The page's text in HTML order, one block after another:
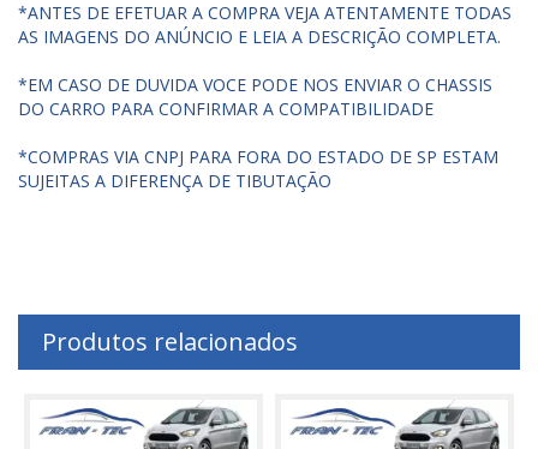
*ANTES DE EFETUAR A COMPRA VEJA ATENTAMENTE TODAS
AS IMAGENS DO ANÚNCIO E LEIA A DESCRIÇÃO COMPLETA.
*EM CASO DE DUVIDA VOCE PODE NOS ENVIAR O CHASSIS
DO CARRO PARA CONFIRMAR A COMPATIBILIDADE
*COMPRAS VIA CNPJ PARA FORA DO ESTADO DE SP ESTAM
SUJEITAS A DIFERENÇA DE TIBUTAÇÃO
Produtos relacionados